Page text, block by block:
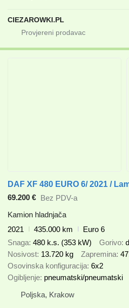
CIEZAROWKI.PL
69.200 € Bez PDV-a
Kamion hladnjača
2021
435.000 km
Euro 6
Snaga 480 k.s. (353 kW) Gorivo
Nosivost 13.720 kg Zapremina
Osovinska konfiguracija 6x2
Ogibljenje pneumatski/pneumatski
Poljska, Krakow